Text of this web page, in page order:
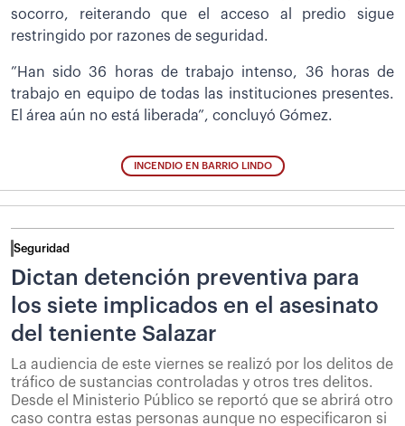
socorro, reiterando que el acceso al predio sigue
restringido por razones de seguridad.
”Han sido 36 horas de trabajo intenso, 36 horas de
trabajo en equipo de todas las instituciones presentes.
El área aún no está liberada”, concluyó Gómez.
INCENDIO EN BARRIO LINDO
Seguridad
Dictan detención preventiva para
los siete implicados en el asesinato
del teniente Salazar
La audiencia de este viernes se realizó por los delitos de
tráfico de sustancias controladas y otros tres delitos.
Desde el Ministerio Público se reportó que se abrirá otro
caso contra estas personas aunque no especificaron si